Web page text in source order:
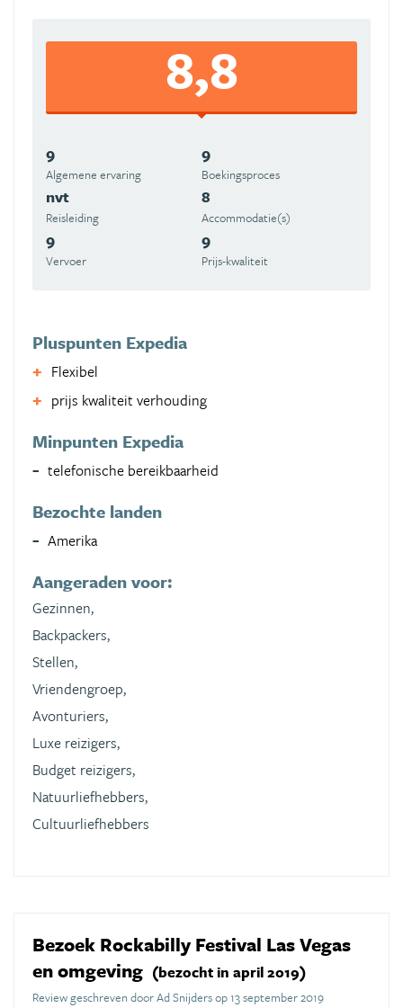
8,8
9
Algemene ervaring
9
Boekingsproces
nvt
Reisleiding
8
Accommodatie(s)
9
Vervoer
9
Prijs-kwaliteit
Pluspunten Expedia
Flexibel
prijs kwaliteit verhouding
Minpunten Expedia
telefonische bereikbaarheid
Bezochte landen
Amerika
Aangeraden voor:
Gezinnen,
Backpackers,
Stellen,
Vriendengroep,
Avonturiers,
Luxe reizigers,
Budget reizigers,
Natuurliefhebbers,
Cultuurliefhebbers
Bezoek Rockabilly Festival Las Vegas
en omgeving (bezocht in april 2019)
Review geschreven door Ad Snijders op 13 september 2019